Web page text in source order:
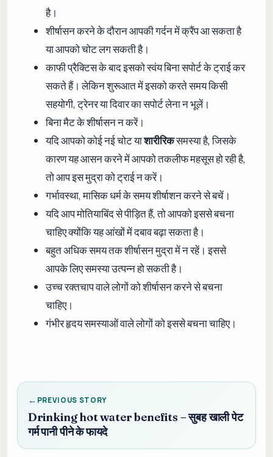
है।
शीर्षासन करने के दौरान आपकी गर्दन में क्रैंप आ सकता है
या आपको चोट लग सकती है।
काफी प्रैक्टिस के बाद इसको स्वंय बिना सपोर्ट के ट्राई कर
सकते हैं। लेकिन शुरूआत में इसको करते समय किसी
सहयोगी, ट्रेनर या दिवार का सपोर्ट लेना न भूलें।
बिना मैट के शीर्षासन न करें।
यदि आपको कोई नई चोट याशारीरिकसमस्या है, जिसके
कारण यह आसन करने में आपको तकलीफ महसूस हो रही है,
तो आप इस मुद्रा को ट्राई न करें।
गर्भावस्था, मासिक धर्म के समय शीर्षाशन करने से बचें।
यदि आप मोतियाबिंद से पीड़ित हैं, तो आपको इससे बचना
चाहिए क्योंकि यह आंखों में दबाव बढ़ा सकता है।
बहुत अधिक समय तक शीर्षासन मुद्रा में न रहें। इससे
आपके लिए समस्या उत्पन्न हो सकती है।
उच्च रक्तचाप वाले लोगों को शीर्षासन करने से बचना
चाहिए।
गंभीर हृदय समस्याओं वाले लोगों को इससे बचना चाहिए।
PREVIOUS STORY
Drinking hot water benefits – सुबह खाली पेट
गर्म पानी पीने के फायदे